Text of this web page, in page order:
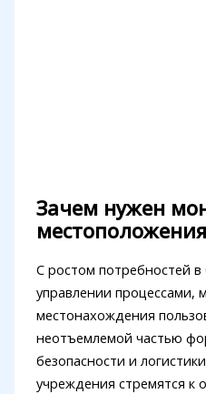
Зачем нужен
С ростом потребностей в
управлении процессами,
местонахождения
неотъемлемой частью
безопасности и
учреждения стремятся к